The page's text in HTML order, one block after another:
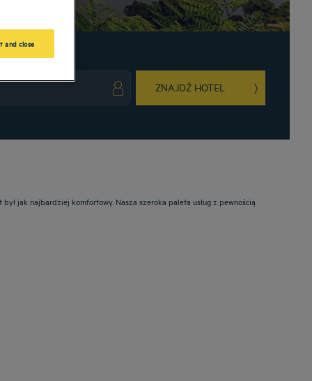
ZNAJDŹ HOTEL
jak najbardziej komfortowy. Nasza szeroka paleta usług z pewnością
and close